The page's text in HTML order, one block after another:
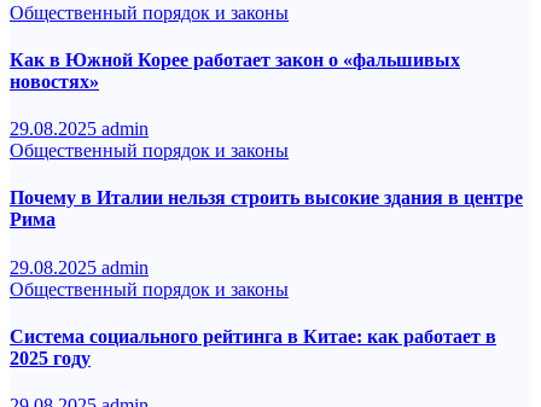
Общественный порядок и законы
Как в Южной Корее работает закон о «фальшивых
новостях»
29.08.2025 admin
Общественный порядок и законы
Почему в Италии нельзя строить высокие здания в центре
Рима
29.08.2025 admin
Общественный порядок и законы
Система социального рейтинга в Китае: как работает в
2025 году